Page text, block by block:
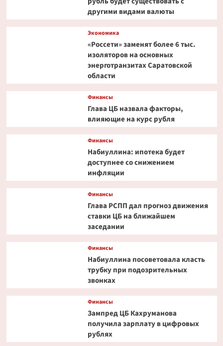
другими видами валюты
Экономика
«Россети» заменят более 6 тыс.
изоляторов на основных
энерготранзитах Саратовской
области
Финансы
Глава ЦБ назвала факторы,
влияющие на курс рубля
Финансы
Набиуллина: ипотека будет
доступнее со снижением
инфляции
Финансы
Глава РСПП дал прогноз движения
ставки ЦБ на ближайшем
заседании
Финансы
Набиуллина посоветовала класть
трубку при подозрительных
звонках
Финансы
Зампред ЦБ Кахруманова
получила зарплату в цифровых
рублях